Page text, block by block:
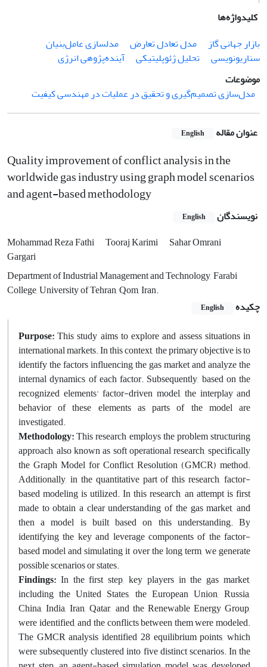
کلیدواژه‌ها
بازار جهانی گاز
مدل تعادل تعارض
مدلسازی عامل‌بنیان
سناریونویسی
تحلیل ژئوپلیتیکی
آینده‌پژوهی انرژی
موضوعات
مدل‌سازی تصمیم‌گیری و تحقیق در عملیات در مهندسی کیفیت
عنوان مقاله English
Quality improvement of conflict analysis in the
worldwide gas industry using graph model scenarios
and agent-based methodology
نویسندگان English
Mohammad Reza Fathi Tooraj Karimi
Sahar Omrani
Gargari
Department of Industrial Management and Technology, Farabi
College, University of Tehran, Qom, Iran.
چکیده
English
Purpose:This study aims to explore and assess situations in
international markets. In this context, the primary objective is to
identify the factors influencing the gas market and analyze the
internal dynamics of each factor. Subsequently, based on the
recognized elements' factor-driven model, the interplay and
behavior of these elements as parts of the model are
investigated.
Methodology:This research employs the problem structuring
approach, also known as soft operational research, specifically
the Graph Model for Conflict Resolution (GMCR) method.
Additionally, in the quantitative part of this research, factor-
based modeling is utilized. In this research, an attempt is first
made to obtain a clear understanding of the gas market, and
then a model is built based on this understanding. By
identifying the key and leverage components of the factor-
based model and simulating it over the long term, we generate
possible scenarios or states.
Findings: In the first step, key players in the gas market,
including the United States, the European Union, Russia,
China, India, Iran, Qatar, and the Renewable Energy Group,
were identified, and the conflicts between them were modeled.
The GMCR analysis identified 28 equilibrium points, which
were subsequently clustered into five distinct scenarios. In the